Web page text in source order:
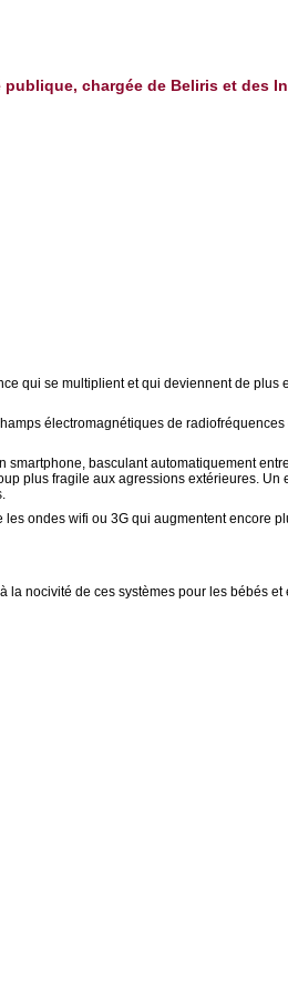
chargée de Beliris et des
qui se multiplient et qui deviennent de
électromagnétiques de
basculant automatiquement
plus fragile aux agressions extérieures.
ondes wifi ou 3G qui augmentent
nocivité de ces systèmes pour les bébés et